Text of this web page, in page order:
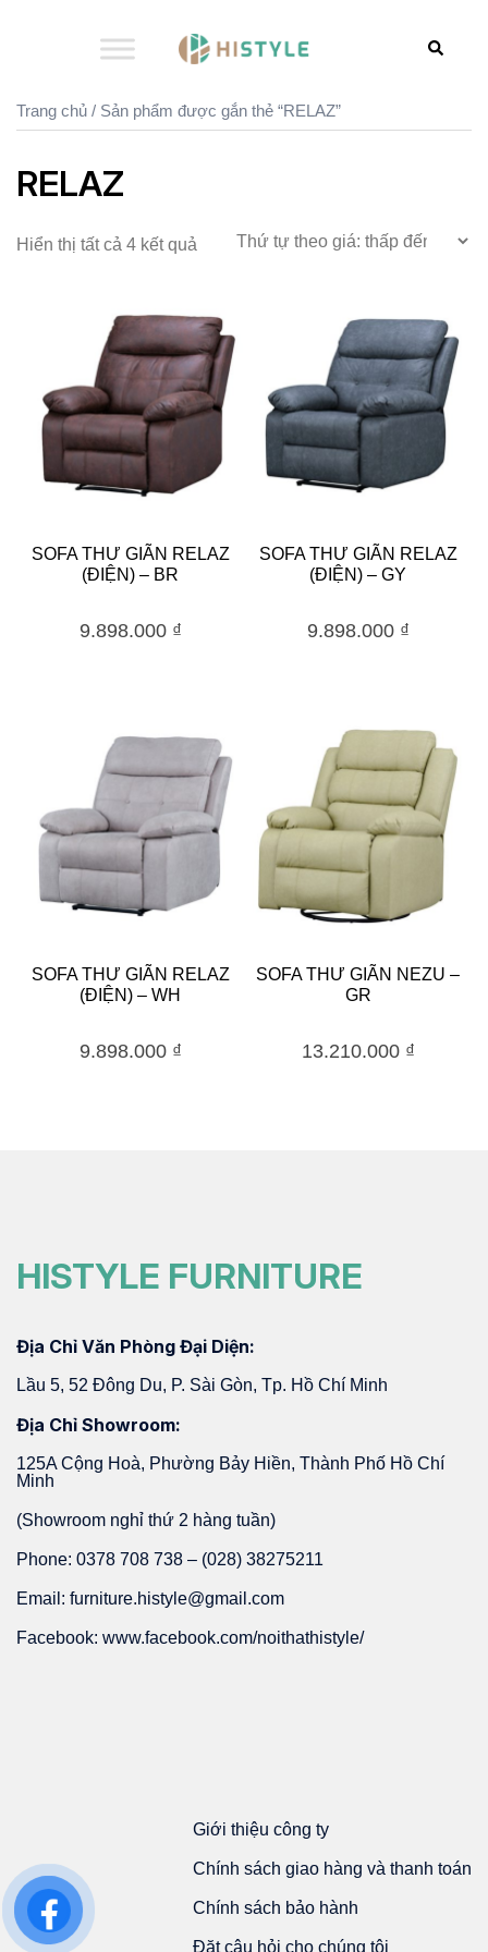
Search
Trang chủ / Sản phẩm được gắn thẻ “RELAZ”
RELAZ
Hiển thị tất cả 4 kết quả
SOFA THƯ GIÃN RELAZ
(ĐIỆN) – BR
9.898.000 ₫
SOFA THƯ GIÃN RELAZ
(ĐIỆN) – GY
9.898.000 ₫
SOFA THƯ GIÃN RELAZ
(ĐIỆN) – WH
9.898.000 ₫
SOFA THƯ GIÃN NEZU –
GR
13.210.000 ₫
HISTYLE FURNITURE
Địa Chỉ Văn Phòng Đại Diện:
Lầu 5, 52 Đông Du, P. Sài Gòn, Tp. Hồ Chí Minh
Địa Chỉ Showroom:
125A Cộng Hoà, Phường Bảy Hiền, Thành Phố Hồ Chí
Minh
(Showroom nghỉ thứ 2 hàng tuần)
Phone: 0378 708 738 – (028) 38275211
Email: furniture.histyle@gmail.com
Facebook: www.facebook.com/noithathistyle/
Giới thiệu công ty
Chính sách giao hàng và thanh toán
Chính sách bảo hành
Đặt câu hỏi cho chúng tôi